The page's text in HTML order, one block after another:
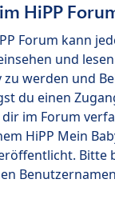
HiPP
Forum kann
und
werden und
du einen
dir im Forum
HiPP Mein
Bitte